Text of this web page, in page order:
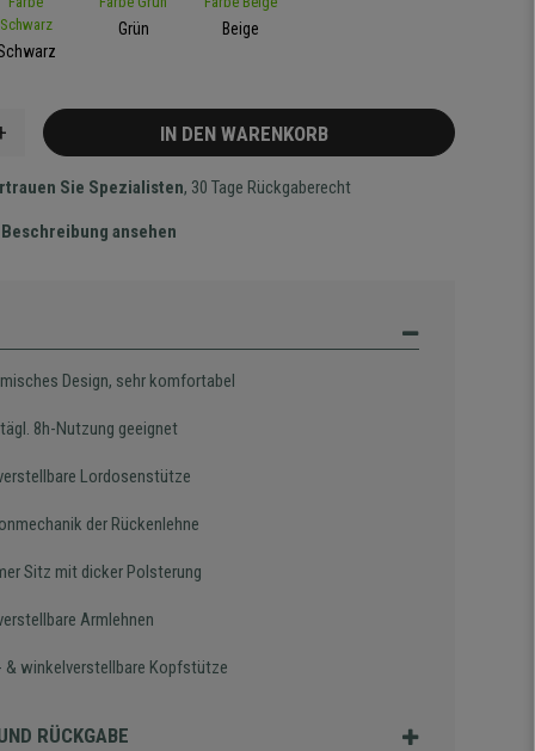
Grün Beige
IN DEN WARENKORB
Sie Spezialisten, 30 Tage Rückgaberecht
ansehen
Design, sehr komfortabel
8h-Nutzung geeignet
Lordosenstütze
der Rückenlehne
Sitz mit dicker Polsterung
Armlehnen
& winkelverstellbare Kopfstütze
RÜCKGABE